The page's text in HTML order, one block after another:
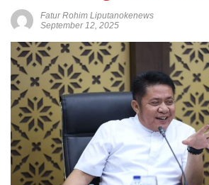
Fatur Rohim Liputanokenews
September 12, 2025